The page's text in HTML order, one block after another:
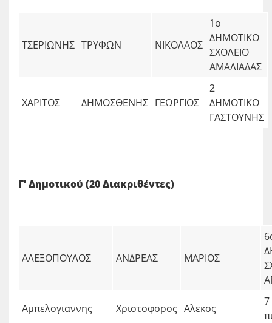
ΤΣΕΡΙΩΝΗΣ ΤΡΥΦΩΝ ΝΙΚΟΛΑΟΣ
1ο
ΔΗΜΟΤΙΚΟ
ΣΧΟΛΕΙΟ
ΑΜΑΛΙΑΔΑΣ
ΧΑΡΙΤΟΣ ΔΗΜΟΣΘΕΝΗΣ ΓΕΩΡΓΙΟΣ
2
ΔΗΜΟΤΙΚΟ
ΓΑΣΤΟΥΝΗΣ
Γ’ Δημοτικού (20 Διακριθέντες)
ΑΛΕΞΟΠΟΥΛΟΣ ΑΝΔΡΕΑΣ ΜΑΡΙΟΣ
Αμπελογιαννης Χριστοφορος Αλεκος
7